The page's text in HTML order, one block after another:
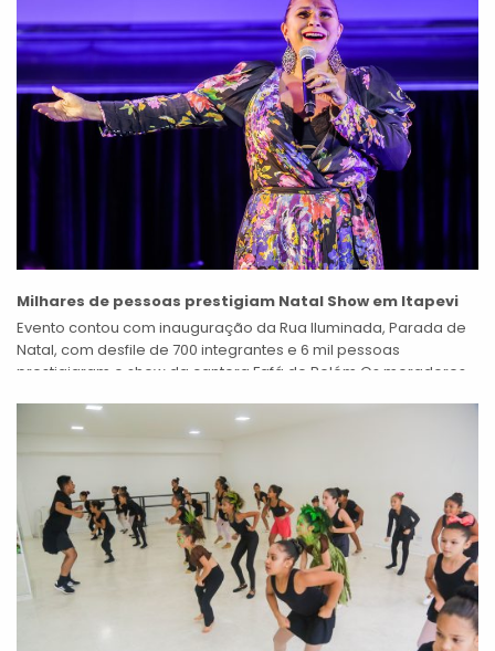
Milhares de pessoas prestigiam Natal Show em Itapevi
Evento contou com inauguração da Rua Iluminada, Parada de
Natal, com desfile de 700 integrantes e 6 mil pessoas
prestigiaram o show da cantora Fafá de Belém Os moradores